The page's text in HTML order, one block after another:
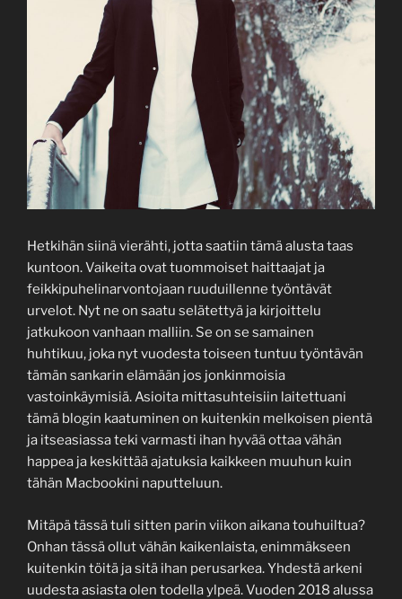
Hetkihän siinä vierähti, jotta saatiin tämä alusta taas
kuntoon. Vaikeita ovat tuommoiset haittaajat ja
feikkipuhelinarvontojaan ruuduillenne työntävät
urvelot. Nyt ne on saatu selätettyä ja kirjoittelu
jatkukoon vanhaan malliin. Se on se samainen
huhtikuu, joka nyt vuodesta toiseen tuntuu työntävän
tämän sankarin elämään jos jonkinmoisia
vastoinkäymisiä. Asioita mittasuhteisiin laitettuani
tämä blogin kaatuminen on kuitenkin melkoisen pientä
ja itseasiassa teki varmasti ihan hyvää ottaa vähän
happea ja keskittää ajatuksia kaikkeen muuhun kuin
tähän Macbookini naputteluun.
Mitäpä tässä tuli sitten parin viikon aikana touhuiltua?
Onhan tässä ollut vähän kaikenlaista, enimmäkseen
kuitenkin töitä ja sitä ihan perusarkea. Yhdestä arkeni
uudesta asiasta olen todella ylpeä. Vuoden 2018 alussa